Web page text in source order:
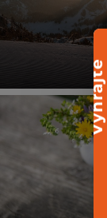
V
y
h
r
a
j
t
e
d
o
v
o
l
e
n
o